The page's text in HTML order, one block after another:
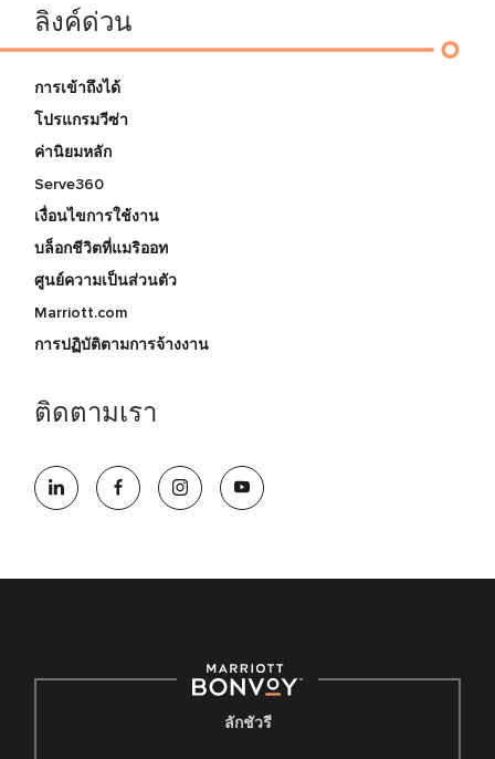
ลิงค์ด่วน
การเข้าถึงได้
โปรแกรมวีซ่า
ค่านิยมหลัก
Serve360
เงื่อนไขการใช้งาน
บล็อกชีวิตที่แมริออท
ศูนย์ความเป็นส่วนตัว
Marriott.com
การปฏิบัติตามการจ้างงาน
ติดตามเรา
ลักชัวรี